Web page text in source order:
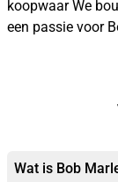
koopwaar We
een passie voor
Wat is Bob